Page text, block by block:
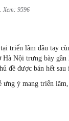
Xem: 9596
triển lãm đầu tay
Nội trưng bày gần
đề được bán hết sau
ý mang triển